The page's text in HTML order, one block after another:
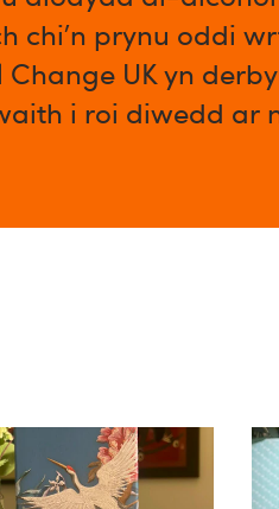
chi’n prynu oddi
UK yn
i roi diwedd ar